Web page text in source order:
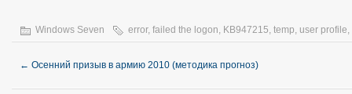
Windows Seven error, failed the logon, KB947215, temp, user profile,
← Осенний призыв в армию 2010 (методика прогноз)